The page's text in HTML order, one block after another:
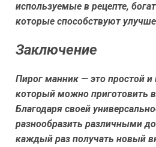
используемые в рецепте,
которые способствуют
Заключение
Пирог манник — это простой и
который можно приготовить
Благодаря своей
разнообразить различными
каждый раз получать новый